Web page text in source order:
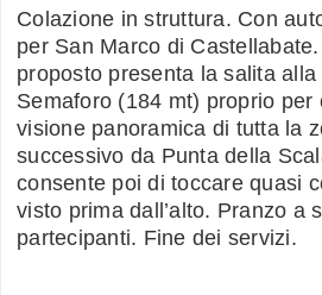
Colazione in struttura. Con
per San Marco di Castellabate.
proposto presenta la salita alla
Semaforo (184 mt) proprio per
visione panoramica di tutta la
successivo da Punta della
consente poi di toccare quasi
visto prima dall’alto. Pranzo a
partecipanti. Fine dei servizi.